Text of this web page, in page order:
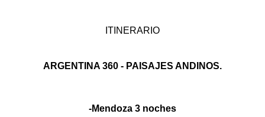
ITINERARIO
ARGENTINA 360 - PAISAJES ANDINOS.
-Mendoza 3 noches